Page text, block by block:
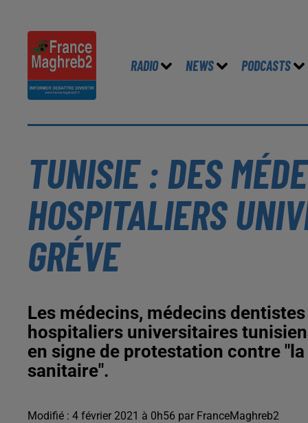
RADIO NEWS PODCASTS
TUNISIE : DES
HOSPITALIERS
GRÉVE
Les médecins, médecins
hospitaliers universitaires
en signe de protestation contre
sanitaire".
Modifié : 4 février 2021 à 0h56 par FranceMaghreb2